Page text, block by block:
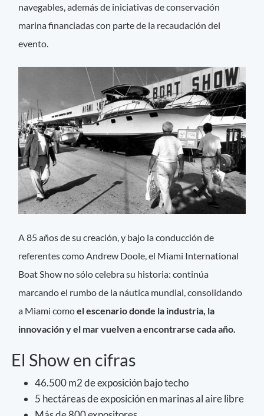
navegables, además de iniciativas de conservación
marina financiadas con parte de la recaudación del
evento.
A 85 años de su creación, y bajo la conducción de
referentes como Andrew Doole, el Miami International
Boat Show no sólo celebra su historia: continúa
marcando el rumbo de la náutica mundial, consolidando
a Miami comoel escenario donde la industria, la
innovación y el mar vuelven a encontrarse cada año.
El Show en cifras
46.500 m2 de exposición bajo techo
5 hectáreas de exposición en marinas al aire libre